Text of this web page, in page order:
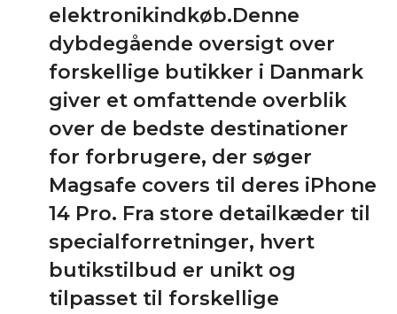
elektronikindkøb.Denne
dybdegående oversigt over
forskellige butikker i Danmark
giver et omfattende overblik
over de bedste destinationer
for forbrugere, der søger
Magsafe covers til deres iPhone
14 Pro. Fra store detailkæder til
specialforretninger, hvert
butikstilbud er unikt og
tilpasset til forskellige